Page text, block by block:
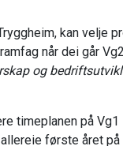
kan velje
når dei går
og
timeplanen på
første året på